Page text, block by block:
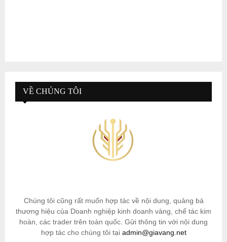
VỀ CHÚNG TÔI
Chúng tôi cũng rất muốn hợp tác về nội dung, quảng bá
thương hiệu của Doanh nghiệp kinh doanh vàng, chế tác kim
hoàn, các trader trên toàn quốc. Gửi thông tin với nội dung
hợp tác cho chúng tôi tại admin@giavang.net